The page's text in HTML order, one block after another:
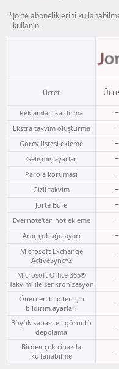
*Jorte aboneliklerini
kullanın.
Ücret
Reklamları kaldırma −
Ekstra takvim oluşturma −
Görev listesi ekleme −
Gelişmiş ayarlar −
Parola koruması −
Gizli takvim −
Jorte Büfe −
Evernote'tan not ekleme −
Araç çubuğu ayarı −
Microsoft Exchange
ActiveSync*2
−
Microsoft Office 365®
Takvimi ile senkronizasyon
−
Önerilen bilgiler için
bildirim ayarları
−
Büyük kapasiteli görüntü
depolama
−
Birden çok cihazda
kullanabilme
−